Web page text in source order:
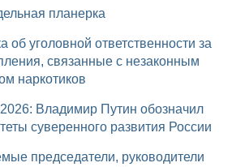
планерка
связанные с незаконным
наркотиков
суверенного развития России